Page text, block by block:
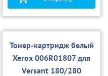
Тонер-картридж белый
Xerox 006R01807 для
Versant 180/280